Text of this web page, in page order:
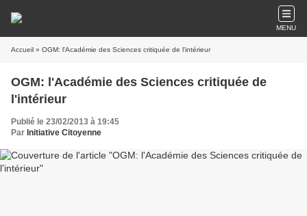
MENU
Accueil » OGM: l'Académie des Sciences critiquée de l'intérieur
OGM: l'Académie des Sciences critiquée de
l'intérieur
Publié le 23/02/2013 à 19:45
Par Initiative Citoyenne